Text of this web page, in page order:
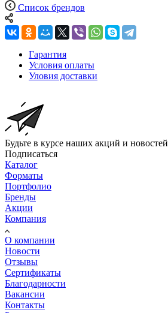
Список брендов
Гарантия
Условия оплаты
Уловия доставки
Будьте в курсе наших акций и новостей
Подписаться
Каталог
Форматы
Портфолио
Бренды
Акции
Компания
О компании
Новости
Отзывы
Сертификаты
Благодарности
Вакансии
Контакты